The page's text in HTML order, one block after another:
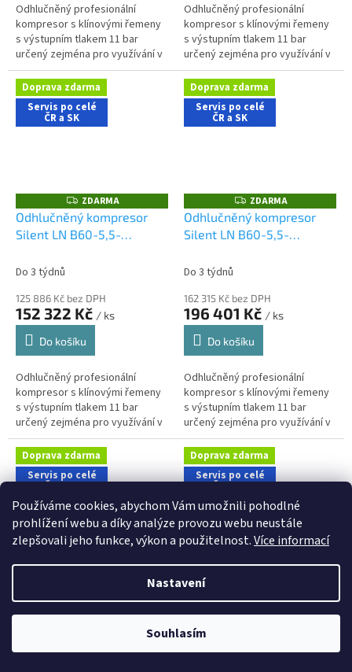
Používáme cookies, abychom Vám umožnili pohodlné
prohlížení webu a díky analýze provozu webu neustále
zlepšovali jeho funkce, výkon a použitelnost.Více informací
Nastavení
Souhlasím
Odhlučněný profesionální
kompresor s klínovými řemeny
s výstupním tlakem 11 bar
určený zejména pro využívání v
řemeslnických aplikacích s
nároky na nízkou hlučnost
stroje....
Odhlučněný profesionální
kompresor s klínovými řemeny
s výstupním tlakem 11 bar
určený zejména pro využívání v
aplikacích s nároky na nízkou
hlučnost stroje. Kompletní
sestava...
Doprava zdarma
Servis po celé
ČR a SK
Z
D
A
R
ZDARMA
Odhlučněný kompresor
Silent LN B60-5,5-
Do 3 týdnů
125 886 Kč bez DPH
152 322 Kč / ks
Do košíku
Odhlučněný profesionální
kompresor s klínovými řemeny
s výstupním tlakem 11 bar
určený zejména pro využívání v
řemeslnických aplikacích s
nároky na nízkou hlučnost
stroje....
Doprava zdarma
Servis po celé
ČR a SK
Z
D
A
R
ZDARMA
Odhlučněný kompresor
Silent LN B60-5,5-
Do 3 týdnů
162 315 Kč bez DPH
196 401 Kč / ks
Do košíku
Odhlučněný profesionální
kompresor s klínovými řemeny
s výstupním tlakem 11 bar
určený zejména pro využívání v
aplikacích s nároky na nízkou
hlučnost stroje. Kompletní
sestava...
Doprava zdarma
Servis po celé
ČR a SK
Z
R
M
ZDARMA
Silent LN B60-5,5-L2TX
Doprava zdarma
Servis po celé
ČR a SK
Z
R
M
ZDARMA
Odhlučněný kompresor
Silent LN B70-7,5-500L2T
Do 3 týdnů